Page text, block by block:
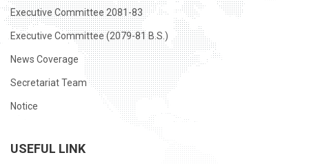
Executive Committee 2081-83
Executive Committee (2079-81 B.S.)
News Coverage
Secretariat Team
Notice
USEFUL LINK